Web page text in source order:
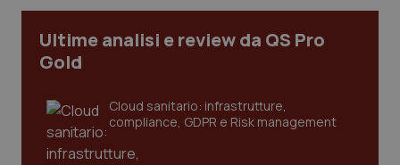
Ultime analisi e review da QS Pro
Gold
Cloud sanitario: infrastrutture,
compliance, GDPR e Risk management